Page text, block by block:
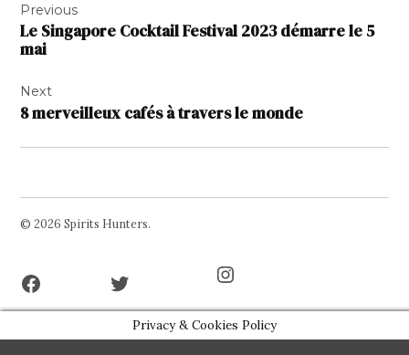
de
l’article
Previous
Le Singapore Cocktail Festival 2023 démarre le 5
mai
Next
8 merveilleux cafés à travers le monde
© 2026 Spirits Hunters.
Privacy & Cookies Policy